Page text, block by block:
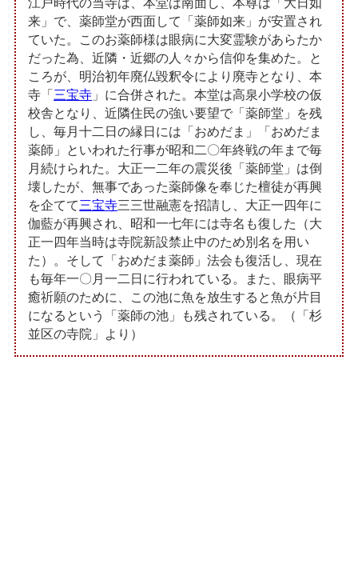
来」で、薬師堂が西面して「薬師如来」が安置され
ていた。このお薬師様は眼病に大変霊験があらたか
だった為、近隣・近郷の人々から信仰を集めた。と
ころが、明治初年廃仏毀釈令により廃寺となり、本
寺「 三宝寺 」に合併された。本堂は高泉小学校の仮
校舎となり、近隣住民の強い要望で「薬師堂」を残
し、毎月十二日の縁日には「おめだま」「おめだま
薬師」といわれた行事が昭和二〇年終戦の年まで毎
月続けられた。大正一二年の震災後「薬師堂」は倒
壊したが、無事であった薬師像を奉じた檀徒が再興
を企てて三宝寺三三世融憲を招請し、大正一四年に
伽藍が再興され、昭和一七年には寺名も復した（大
正一四年当時は寺院新設禁止中のため別名を用い
た）。そして「おめだま薬師」法会も復活し、現在
も毎年一〇月一二日に行われている。また、眼病平
癒祈願のために、この池に魚を放生すると魚が片目
になるという「薬師の池」も残されている。（「杉
並区の寺院」より）